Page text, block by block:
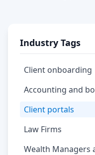
Industry Tags
Client onboarding
Accounting and
Client portals
Law Firms
Wealth Managers